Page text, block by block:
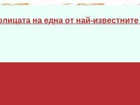
на една от най-